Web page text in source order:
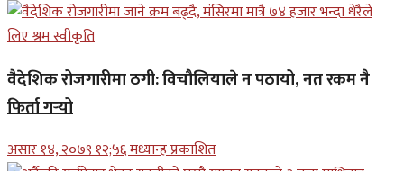
वैदेशिक रोजगारीमा ठगी: विचौलियाले न पठायो, नत रकम नै
फिर्ता गर्‍यो
असार १४, २०७९ १२;५६ मध्यान्ह प्रकाशित